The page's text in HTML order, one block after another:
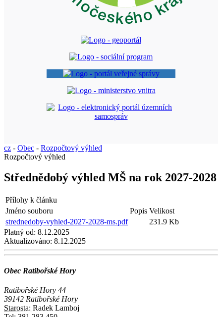
cz - Obec - Rozpočtový výhled
Rozpočtový výhled
Střednědobý výhled MŠ na rok 2027-2028
Přílohy k článku
Jméno souboru
Popis Velikost
strednedoby-vyhled-2027-2028-ms.pdf
231.9 Kb
Platný od: 8.12.2025
Aktualizováno: 8.12.2025
Obec Ratibořské Hory
Ratibořské Hory 44
39142 Ratibořské Hory
Starosta: Radek Lamboj